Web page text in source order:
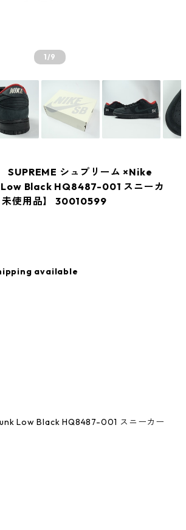
1/9
SUPREME シュプリーム ×Nike
Black HQ8487-001 スニーカ
未使用品】 30010599
available
Low Black HQ8487-001 スニーカー